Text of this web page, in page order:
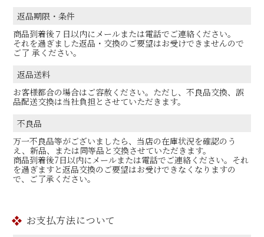
返品期限・条件
商品到着後７日以内にメールまたは電話でご連絡ください。
それを過ぎました返品・交換のご要望はお受けできませんので
ご了 承ください。
返品送料
お客様都合の場合はご容赦ください。ただし、不良品交換、誤
品配送交換は当社負担とさせていただきます。
不良品
万一不良品等がございましたら、当店の在庫状況を確認のう
え、新品、または同等品と交換させていただきます。
商品到着後7日以内にメールまたは電話でご連絡ください。それ
を過ぎますと返品交換のご要望はお受けできなくなりますの
で、ご了承ください。
お支払方法について